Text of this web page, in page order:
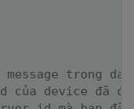
message trong
của device đã